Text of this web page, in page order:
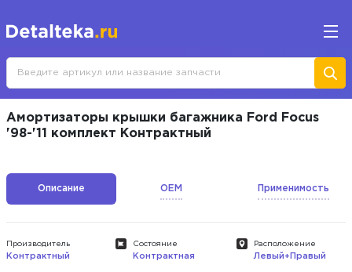
Амортизаторы крышки багажника Ford Focus
'98-'11 комплект Контрактный
Описание OEM Применимость
Производитель
Контрактный
Состояние
Контрактная
Расположение
Левый+Правый